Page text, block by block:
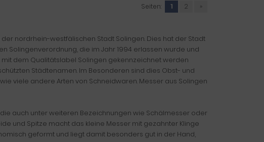
Seiten: 1 2 »
nordrhein-westfälischen Stadt Solingen. Dies hat der Stadt
Solingenverordnung, die im Jahr 1994 erlassen wurde und
mit dem Qualitätslabel Solingen gekennzeichnet werden
Städtenamen. Im Besonderen sind dies Obst- und
viele andere Arten von Schneidwaren. Messer aus Solingen
auch unter weiteren Bezeichnungen wie Schälmesser oder
und Spitze macht das kleine Messer mit gezahnter Klinge
geformt und liegt damit besonders gut in der Hand,